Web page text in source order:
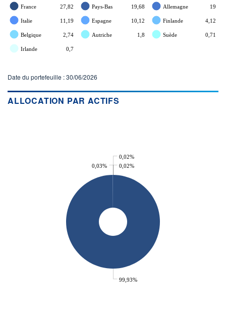
France 27,82 Pays-Bas 19,68 Allemagne 19
Italie 11,19 Espagne 10,12 Finlande 4,12
Belgique 2,74 Autriche 1,8 Suède 0,71
Irlande 0,7
Date du portefeuille : 30/06/2026
ALLOCATION PAR ACTIFS
99,93%
0,03%
0,02%
0,02%